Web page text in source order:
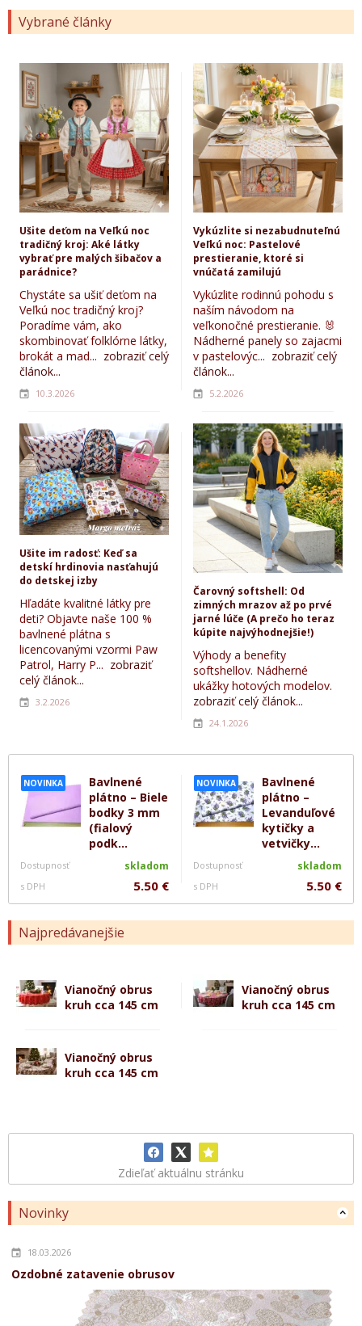
NOVINKA
Bavlnené
plátno – Biele
bodky 3 mm
(fialový
podk...
Dostupnosť skladom
s DPH 5.50 €
NOVINKA
Bavlnené
plátno –
Levanduľové
kytičky a
vetvičky...
Dostupnosť skladom
s DPH 5.50 €
Najpredávanejšie
Vianočný obrus
kruh cca 145 cm
Vianočný obrus
kruh cca 145 cm
Vianočný obrus
kruh cca 145 cm
Zdieľať aktuálnu stránku
Novinky
18.03.2026
Ozdobné zatavenie obrusov
Vybrané články
Ušite deťom na Veľkú noc
tradičný kroj: Aké látky
vybrať pre malých šibačov a
parádnice?
Chystáte sa ušiť deťom na
Veľkú noc tradičný kroj?
Poradíme vám, ako
skombinovať folklórne látky,
brokát a mad... zobraziť celý
článok...
10.3.2026
Vykúzlite si nezabudnuteľnú
Veľkú noc: Pastelové
prestieranie, ktoré si
vnúčatá zamilujú
Vykúzlite rodinnú pohodu s
naším návodom na
veľkonočné prestieranie. 🐰
Nádherné panely so zajacmi
v pastelovýc... zobraziť celý
článok...
5.2.2026
Ušite im radosť: Keď sa
detskí hrdinovia nasťahujú
do detskej izby
Hľadáte kvalitné látky pre
deti? Objavte naše 100 %
bavlnené plátna s
licencovanými vzormi Paw
Patrol, Harry P... zobraziť
celý článok...
3.2.2026
Čarovný softshell: Od
zimných mrazov až po prvé
jarné lúče (A prečo ho teraz
kúpite najvýhodnejšie!)
Výhody a benefity
softshellov. Nádherné
ukážky hotových modelov.
zobraziť celý článok...
24.1.2026